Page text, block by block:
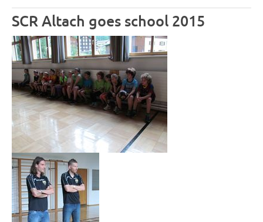
SCR Altach goes school 2015